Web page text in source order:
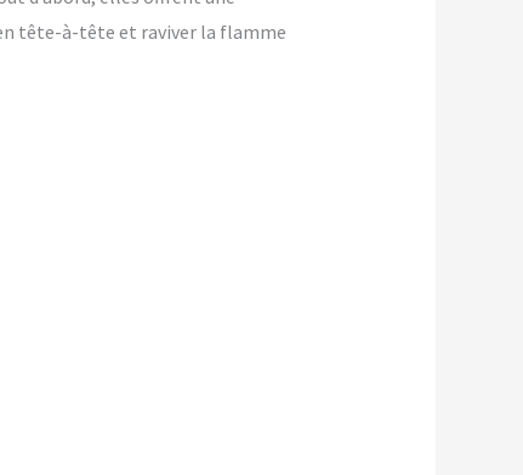
tête-à-tête et raviver la flamme